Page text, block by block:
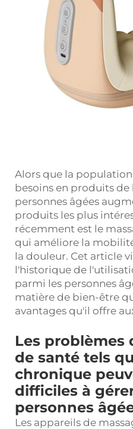
Alors que la
besoins en produits
personnes âgées
produits les plus
récemment est le
qui améliore la
la douleur. Cet article
l'historique de
parmi les personnes
matière de bien-être
avantages qu'il offre
Les problèmes
de santé tels
chronique
difficiles à
personnes
Les appareils de